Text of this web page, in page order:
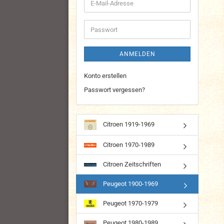
E-
Mail-
Adresse
Passwort
ANMELDEN
Konto erstellen
Passwort vergessen?
Citroen 1919-1969
Citroen 1970-1989
Citroen Zeitschriften
Peugeot 1900-1969
Peugeot 1970-1979